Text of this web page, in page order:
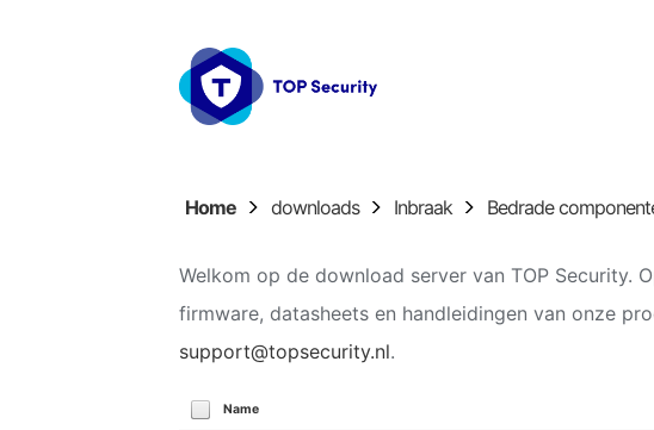
Home downloads Inbraak Bedrade
Welkom op de download server van TOP Security.
firmware, datasheets en handleidingen van onze
support@topsecurity.nl.
Name